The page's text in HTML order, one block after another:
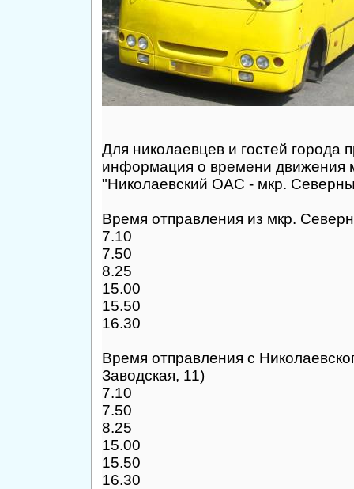
Для николаевцев и гостей города
информация о времени
"Николаевский ОАС - мкр.
Время отправления из мкр.
7.10
7.50
8.25
15.00
15.50
16.30
Время отправления с
Заводская, 11)
7.10
7.50
8.25
15.00
15.50
16.30